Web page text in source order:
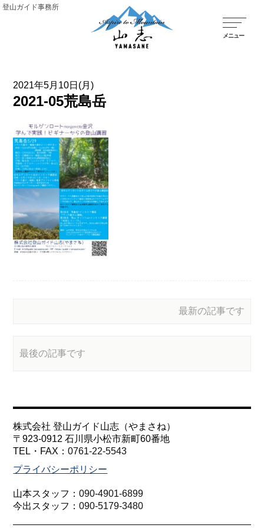
登山ガイド事務所
2021年5月10日(月)
2021-05荒島岳
最新の記事です
最後の記事です
株式会社 登山ガイド山志（やまさね）
〒923-0912 石川県小松市新町60番地
TEL・FAX：0761-22-5543
プライバシーポリシー
山本スタッフ：090-4901-6899
今出スタッフ：090-5179-3480